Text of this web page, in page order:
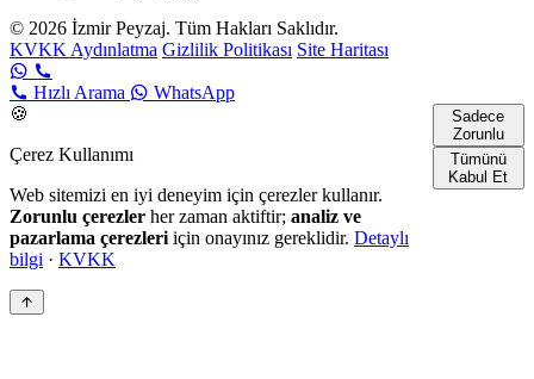
© 2026 İzmir Peyzaj. Tüm Hakları Saklıdır.
KVKK Aydınlatma Gizlilik Politikası Site Haritası
Hızlı Arama
WhatsApp
🍪
Çerez Kullanımı
Web sitemizi en iyi deneyim için çerezler kullanır.
Zorunlu çerezler her zaman aktiftir; analiz ve
pazarlama çerezleri için onayınız gereklidir. Detaylı
bilgi · KVKK
Sadece
Zorunlu
Tümünü
Kabul Et